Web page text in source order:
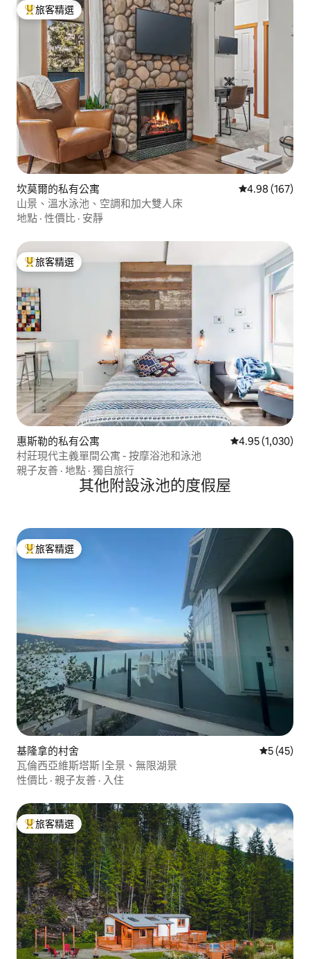
旅客精選榜首
旅客精選
坎莫爾的私有公寓 從 167 則評價
4.98 (167)
山景、溫水泳池、空調和加大雙人床
地點 · 性價比 · 安靜
旅客精選榜首
旅客精選
惠斯勒的私有公寓 從 1,030 則評價
4.95 (1,030)
村莊現代主義單間公寓 - 按摩浴池和泳池
親子友善 · 地點 · 獨自旅行
其他附設泳池的度假屋
旅客精選榜首
旅客精選
基隆拿的村舍 從 45 則評
5 (45)
瓦倫西亞維斯塔斯 |全景、無限湖景
性價比 · 親子友善 · 入住
旅客精選榜首
旅客精選